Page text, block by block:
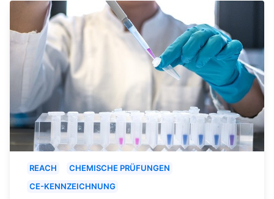
REACH
CHEMISCHE PRÜFUNGEN
CE-KENNZEICHNUNG